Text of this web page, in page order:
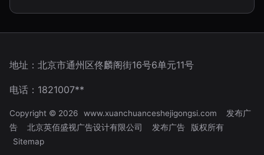
地址：北京市通州区佟麟阁街16号6单元11号
电话：1821007**
Copyright © 2026 www.xuanchuanceshejigongsi.com
发布广
告
北京英佰盛视广告设计有限公司 发布广告
版权所有
Sitemap